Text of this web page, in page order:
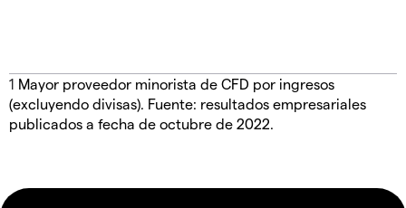
1 Mayor proveedor minorista de CFD por ingresos
(excluyendo divisas). Fuente: resultados empresariales
publicados a fecha de octubre de 2022.